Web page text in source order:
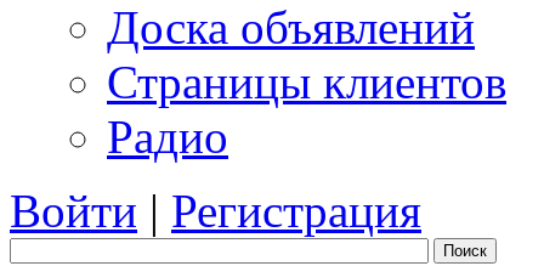
Доска объявлений
Страницы клиентов
Радио
Войти | Регистрация
Поиск